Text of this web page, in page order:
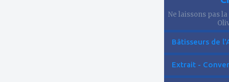
Ne laissons pas
Bâtisseurs de
Extrait -